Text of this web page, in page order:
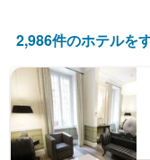
2,986件のホテルを